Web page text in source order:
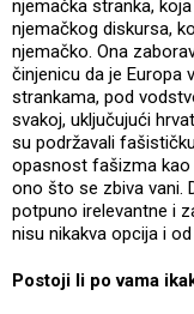
njemačka stranka,
njemačkog diskursa,
njemačko. Ona
činjenicu da je Europa
strankama, pod
svakoj, uključujući
su podržavali
opasnost fašizma
ono što se zbiva vani.
potpuno irelevantne i
nisu nikakva opcija i
Postoji li po vama